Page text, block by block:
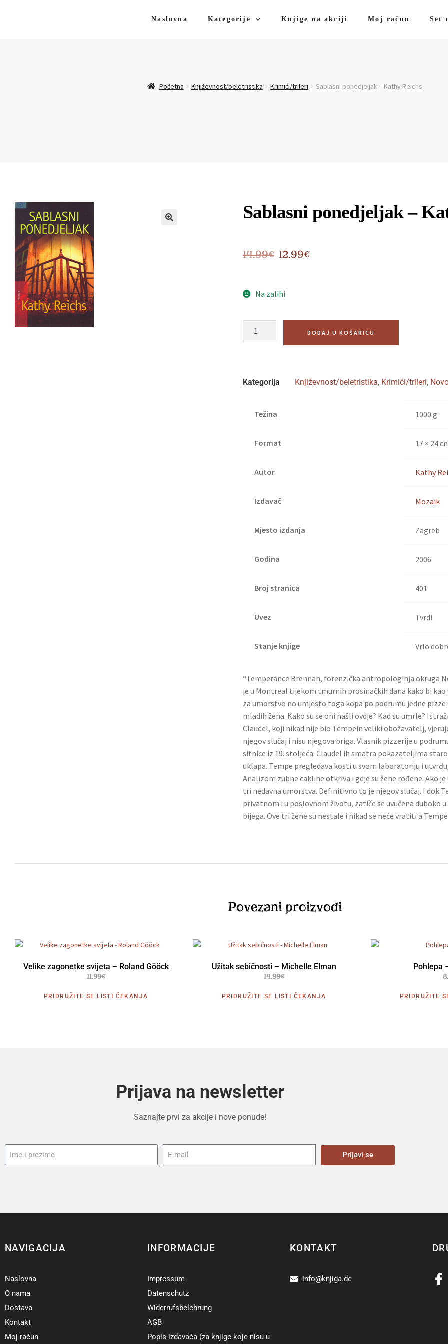
Naslovna Kategorije Knjige na akciji Moj račun Set
Početna Književnost/beletristika Krimići/trileri Sablasni ponedjeljak – Kathy Reichs
Sablasni ponedjeljak –
14.99€ 12.99€
Na zalihi
DODAJ U KOŠARICU
Kategorija Književnost/beletristika, Krimići/trileri,
Težina 1000 g
Format 17 × 24
Autor Kathy
Izdavač Mozaik
Mjesto izdanja Zagreb
Godina 2006
Broj stranica 401
Uvez Tvrdi
Stanje knjige Vrlo
“Temperance Brennan, forenzička antropologinja okruga
je u Montreal tijekom tmurnih prosinačkih dana kako bi kao
za umorstvo no umjesto toga kopa po podrumu jedne
mladih žena. Kako su se oni našli ovdje? Kad su umrle?
Claudel, koji nikad nije bio Tempein veliki obožavatelj,
njegov slučaj i nisu njegova briga. Vlasnik pizzerije u
sitnice iz 19. stoljeća. Claudel ih smatra pokazateljima
uklapa. Tempe pregledava kosti u svom laboratoriju i
Analizom zubne cakline otkriva i gdje su žene rođene. Ako
tri nedavna umorstva. Definitivno to je njegov slučaj. I dok
privatnom i u poslovnom životu, zatiče se uvučena duboko
bijega. Ove tri žene su nestale i nikad se neće vratiti a
Povezani proizvodi
Velike zagonetke svijeta – Roland Gööck
11.99€
PRIDRUŽITE SE LISTI ČEKANJA
Užitak sebičnosti – Michelle Elman
14.99€
PRIDRUŽITE SE LISTI ČEKANJA
Pohlepa
PRIDRUŽITE
Prijava na newsletter
Saznajte prvi za akcije i nove ponude!
Prijavi se
NAVIGACIJA
Naslovna
O nama
Dostava
Kontakt
Moj račun
INFORMACIJE
Impressum
Datenschutz
Widerrufsbelehrung
AGB
Popis izdavača (za knjige koje nisu u
KONTAKT
info@knjiga.de